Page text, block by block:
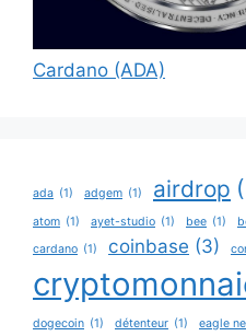
Cardano (ADA)
ada (1) adgem (1) airdrop
atom (1) ayet-studio (1) bee (1)
cardano (1) coinbase (3)
dogecoin (1) détenteur (1) eagle